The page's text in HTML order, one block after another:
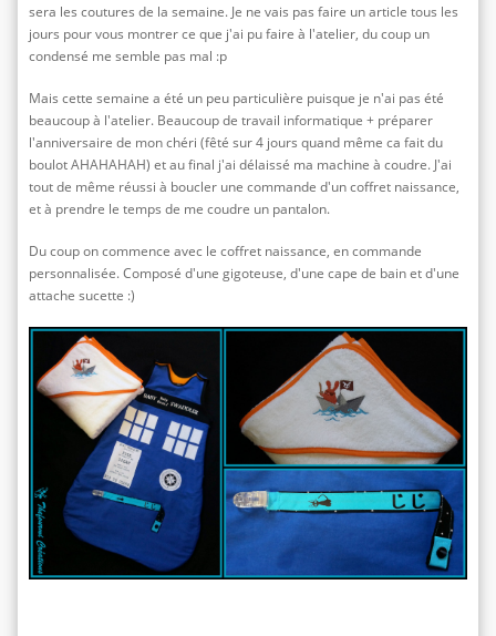
sera les coutures de la semaine. Je ne vais pas faire un article tous les
jours pour vous montrer ce que j'ai pu faire à l'atelier, du coup un
condensé me semble pas mal :p
Mais cette semaine a été un peu particulière puisque je n'ai pas été
beaucoup à l'atelier. Beaucoup de travail informatique + préparer
l'anniversaire de mon chéri (fêté sur 4 jours quand même ca fait du
boulot AHAHAHAH) et au final j'ai délaissé ma machine à coudre. J'ai
tout de même réussi à boucler une commande d'un coffret naissance,
et à prendre le temps de me coudre un pantalon.
Du coup on commence avec le coffret naissance, en commande
personnalisée. Composé d'une gigoteuse, d'une cape de bain et d'une
attache sucette :)